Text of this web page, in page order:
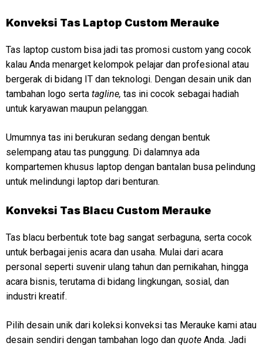
Konveksi Tas Laptop Custom Merauke
Tas laptop custom bisa jadi tas promosi custom yang cocok
kalau Anda menarget kelompok pelajar dan profesional atau
bergerak di bidang IT dan teknologi. Dengan desain unik dan
tambahan logo serta tagline, tas ini cocok sebagai hadiah
untuk karyawan maupun pelanggan.
Umumnya tas ini berukuran sedang dengan bentuk
selempang atau tas punggung. Di dalamnya ada
kompartemen khusus laptop dengan bantalan busa pelindung
untuk melindungi laptop dari benturan.
Konveksi Tas Blacu Custom Merauke
Tas blacu berbentuk tote bag sangat serbaguna, serta cocok
untuk berbagai jenis acara dan usaha. Mulai dari acara
personal seperti suvenir ulang tahun dan pernikahan, hingga
acara bisnis, terutama di bidang lingkungan, sosial, dan
industri kreatif.
Pilih desain unik dari koleksi konveksi tas Merauke kami atau
desain sendiri dengan tambahan logo dan quote Anda. Jadi